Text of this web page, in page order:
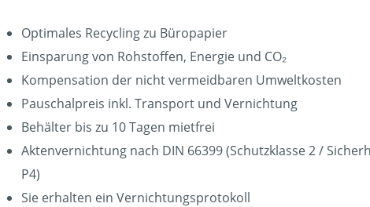
Optimales Recycling zu Büropapier
Einsparung von Rohstoffen, Energie und CO₂
Kompensation der nicht vermeidbaren Umweltkosten
Pauschalpreis inkl. Transport und Vernichtung
Behälter bis zu 10 Tagen mietfrei
Aktenvernichtung nach DIN 66399 (Schutzklasse 2 /
P4)
Sie erhalten ein Vernichtungsprotokoll